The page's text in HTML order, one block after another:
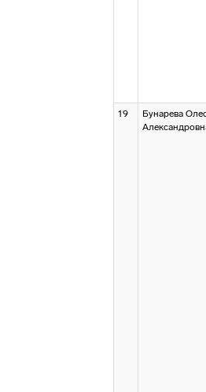
19
Бунарева